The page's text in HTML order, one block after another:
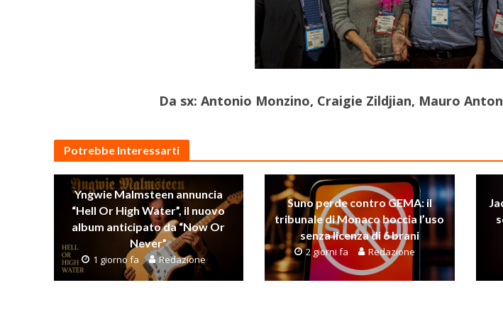
Da sx: Antonio Monzino, Craigie Zildjian, Mauro
Potrebbe Interessarti
Yngwie Malmsteen annuncia
“Hell Or High Water”, il nuovo
album anticipato da “Now Or
Never”
1 giorno fa Redazione
Suno perde contro GEMA: il
tribunale di Monaco boccia l’uso
senza licenza di 6 brani
2 giorni fa Redazione